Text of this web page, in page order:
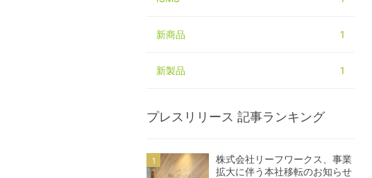
新商品 1
新製品 1
プレスリリース 記事ランキング
株式会社リーフワークス、事業
拡大に伴う本社移転のお知らせ